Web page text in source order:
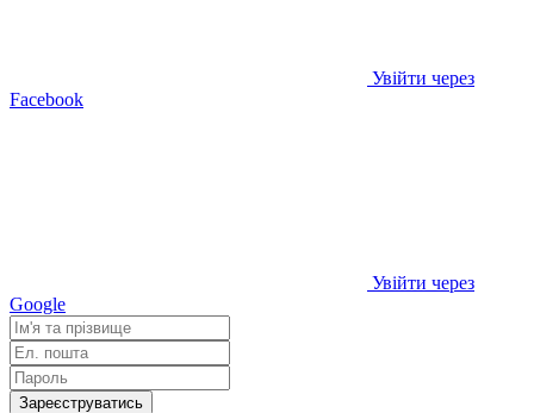
Увійти через
Facebook
Увійти через
Google
Зареєструватись